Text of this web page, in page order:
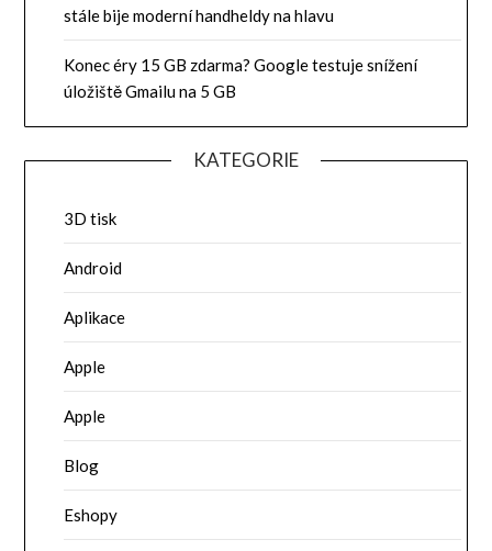
stále bije moderní handheldy na hlavu
Konec éry 15 GB zdarma? Google testuje snížení
úložiště Gmailu na 5 GB
KATEGORIE
3D tisk
Android
Aplikace
Apple
Apple
Blog
Eshopy